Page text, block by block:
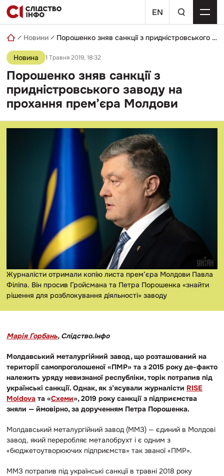
Skip
to
content
EN
пошуковий
запит
Новини Порошенко зняв санкції з придністровського заводу на прохання прем’єра Молдови
Новина 1 Травня 2019, 18:32
Порошенко зняв санкції з
придністровського заводу на
прохання прем’єра Молдови
Журналісти отримали копію листа прем’єра Молдови Павла
Філіпа. Він просив Гройсмана та Петра Порошенка «знайти
рішення для розблокування діяльності» заводу
Марія Горбань, Слідство.Інфо
Молдавський металургійний завод, що розташований на
території самопроголошеної «ПМР» та з 2015 року де-факто
належить уряду невизнаної республіки, торік потрапив під
українські санкції. Однак, як з’ясували журналісти RISE
Moldova та «Схеми», 2019 року санкції з підприємства
зняли — ймовірно, за дорученням Петра Порошенка.
Молдавський металургійний завод (ММЗ) — єдиний в Молдові
завод, який переробляє металобрухт і є одним з
«бюджетоутворюючих підприємств» так званої «ПМР».
ММЗ потрапив під українські санкції в травні 2018 року